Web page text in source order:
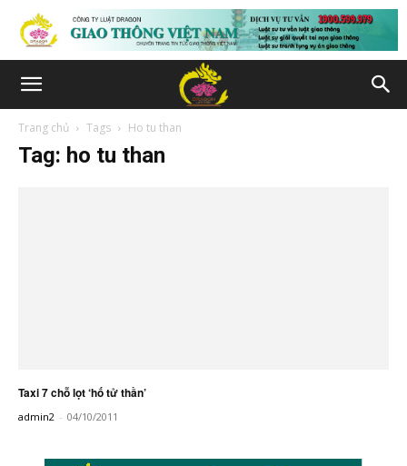
Trang chủ Tags Ho tu than
Tag: ho tu than
Taxi 7 chỗ lọt ‘hố tử thần’
admin2 - 04/10/2011